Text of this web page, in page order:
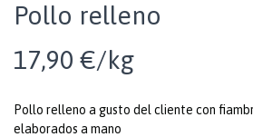
Pollo relleno
17,90 €/kg
Pollo relleno a gusto del cliente con
elaborados a mano